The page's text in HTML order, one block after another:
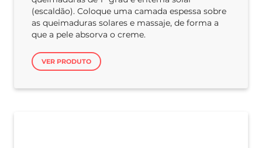
(escaldão). Coloque uma camada espessa sobre
as queimaduras solares e massaje, de forma a
que a pele absorva o creme.
VER PRODUTO